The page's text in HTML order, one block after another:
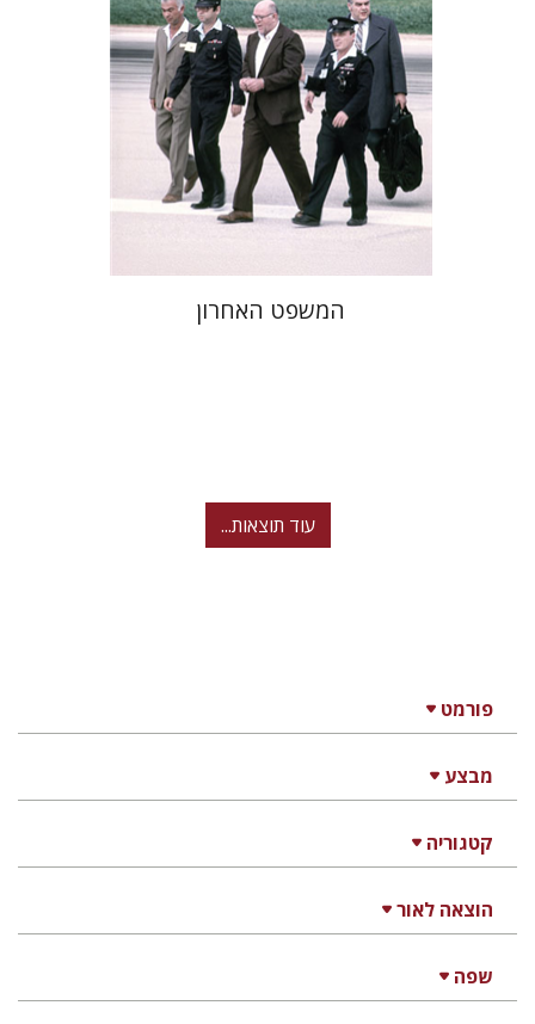
פורמט
מבצע
קטגוריה
הוצאה לאור
שפה
הנחת אתר ספר מודפס
$46
$41
המשפט האחרון
עוד תוצאות...